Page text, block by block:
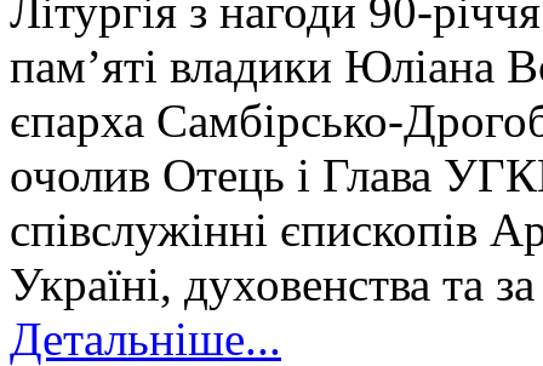
Літургія з нагоди 90-
пам’яті владики Юліана
єпарха Самбірсько-
очолив Отець і Глава
співслужінні єпископів
Україні, духовенства та
Детальніше...